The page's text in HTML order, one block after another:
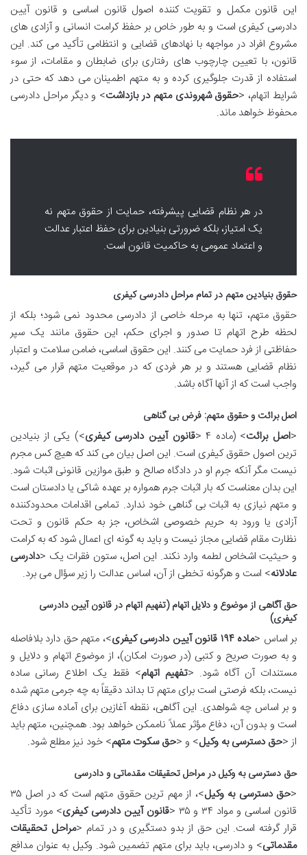
این قانون مکمل و تقویت کننده اصول قانون اساسی و قانون آیین
دادرسی کیفری است و به طور خاص بر حفظ کرامت انسانی و آزادی های
مشروع افراد در مواجهه با نهادهای قضایی و انتظامی تأکید می کند. این
قانون، با تعیین چارچوب های رفتاری برای ضابطان و مقامات، از سوء
استفاده از قدرت جلوگیری کرده و به متهم اطمینان می دهد که حتی در
شرایط اتهام، <حقوق شهروندی متهم در بازداشت> و دیگر مراحل دادرسی
محفوظ خواهد ماند.
در هر نظام قضایی پیشرفته، حمایت از حقوق متهم نه
یک امتیاز، بلکه ضرورتی بنیادین برای حفظ اعتبار عدالت
و اعتماد عمومی به حاکمیت قانون است.
حقوق بنیادین متهم در تمام مراحل دادرسی کیفری
حقوق متهم، تنها به مرحله خاصی از دادرسی محدود نمی شود؛ بلکه از
لحظه طرح اتهام تا صدور و اجرای حکم، این حقوق مانند یک سپر
حفاظتی از فرد حمایت می کنند. این حقوق اساسی، ضامن سلامت و اعتبار
نظام قضایی هستند و بر هر فردی که در موقعیت متهم قرار می گیرد،
واجب است که از آنها آگاه باشد.
اصل برائت و حقوق متهم: فرض بی گناهی
<اصل برائت> (ماده ۴ < قانون آیین دادرسی کیفری>) یکی از بنیادین
ترین اصول حقوق کیفری است. این اصل بیان می کند که هیچ کس مجرم
نیست مگر آنکه جرم او در دادگاه صالح و طبق موازین قانونی اثبات شود.
این بدان معناست که بار اثبات جرم همواره بر عهده شاکی یا دادستان است
و متهم نیازی به اثبات بی گناهی خود ندارد. تمامی اقدامات محدودکننده
آزادی یا ورود به حریم خصوصی اشخاص، جز به حکم قانون و تحت
نظارت مقام قضایی مجاز نیست و باید به گونه ای اعمال شود که به کرامت
و حیثیت اشخاص لطمه وارد نکند. این اصل، ستون فقرات یک <دادرسی
عادلانه> است و هرگونه تخطی از آن، اساس عدالت را زیر سؤال می برد.
حق آگاهی از موضوع و دلایل اتهام (تفهیم اتهام در قانون آیین دادرسی
کیفری)
بر اساس <ماده ۱۹۴ قانون آیین دادرسی کیفری
>، متهم حق دارد بلافاصله
و به صورت صریح و کتبی (در صورت امکان)، از موضوع اتهام و دلایل و
مستندات آن آگاه شود. <تفهیم اتهام> فقط یک اطلاع رسانی ساده
نیست، بلکه فرصتی است برای متهم تا بداند دقیقاً به چه جرمی متهم شده
و بر اساس چه شواهدی. این آگاهی، نقطه آغازین برای آماده سازی دفاع
است و بدون آن، دفاع مؤثر عملاً ناممکن خواهد بود. همچنین، متهم باید
از <حق دسترسی به وکیل> و <حق سکوت متهم> خود نیز مطلع شود.
حق دسترسی به وکیل در مراحل تحقیقات مقدماتی و دادرسی
<حق دسترسی به وکیل
>، از مهم ترین حقوق متهم است که در اصل ۳۵
قانون اساسی و مواد ۳۴ و ۳۵ <
قانون آیین دادرسی کیفری> مورد تأکید
قرار گرفته است. این حق از بدو دستگیری و در تمام <مراحل تحقیقات
مقدماتی> و دادرسی، باید برای متهم تضمین شود. وکیل به عنوان مدافع